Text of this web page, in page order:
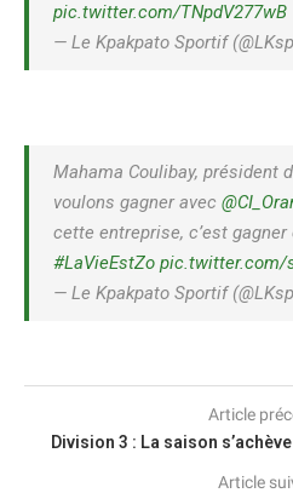
pic.twitter.com/TNpdV277wB
— Le Kpakpato Sportif
Mahama Coulibay, président
voulons gagner avec
cette entreprise, c’est gagner
#LaVieEstZo pic.twitter.com/
— Le Kpakpato Sportif
Article
Division 3 : La saison
Article